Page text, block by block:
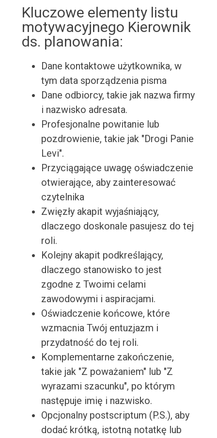
Kluczowe elementy listu
motywacyjnego Kierownik
ds. planowania:
Dane kontaktowe użytkownika, w
tym data sporządzenia pisma
Dane odbiorcy, takie jak nazwa firmy
i nazwisko adresata.
Profesjonalne powitanie lub
pozdrowienie, takie jak "Drogi Panie
Levi".
Przyciągające uwagę oświadczenie
otwierające, aby zainteresować
czytelnika
Zwięzły akapit wyjaśniający,
dlaczego doskonale pasujesz do tej
roli.
Kolejny akapit podkreślający,
dlaczego stanowisko to jest
zgodne z Twoimi celami
zawodowymi i aspiracjami.
Oświadczenie końcowe, które
wzmacnia Twój entuzjazm i
przydatność do tej roli.
Komplementarne zakończenie,
takie jak "Z poważaniem" lub "Z
wyrazami szacunku", po którym
następuje imię i nazwisko.
Opcjonalny postscriptum (P.S.), aby
dodać krótką, istotną notatkę lub